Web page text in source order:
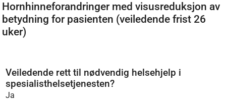
Hornhinneforandringer med visusreduksjon av
betydning for pasienten (veiledende frist 26
uker)
Veiledende rett til nødvendig helsehjelp i
spesialisthelsetjenesten?
Ja